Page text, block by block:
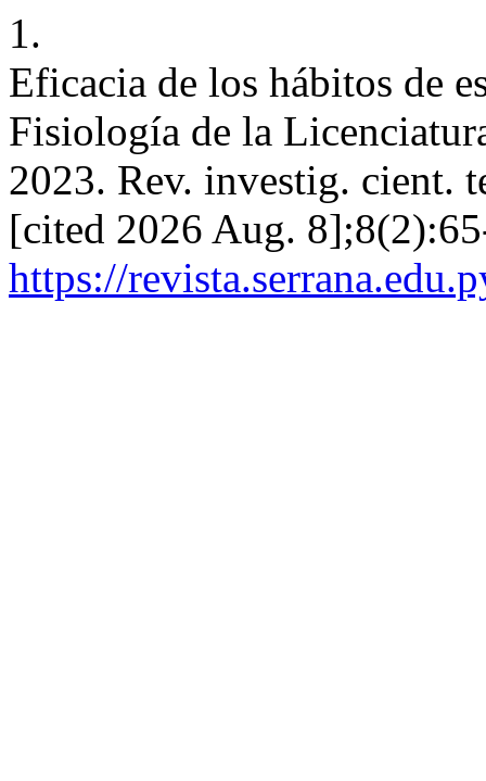
1.
Eficacia de los hábitos de
Fisiología de la
2023. Rev. investig. cient.
[cited 2026 Aug.
https://